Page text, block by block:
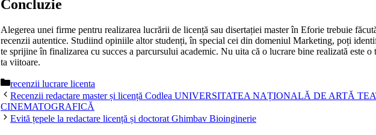
Concluzie
Alegerea unei firme pentru realizarea lucrării de licență sau disertației master în Eforie trebuie
recenzii autentice. Studiind opiniile altor studenți, în special cei din domeniul Marketing, poți
te sprijine în finalizarea cu succes a parcursului academic. Nu uita că o lucrare bine realizată este o
ta viitoare.
Categorii
recenzii lucrare licenta
Recenzii redactare master și licență Codlea UNIVERSITATEA NAȚIONALĂ DE ARTĂ
CINEMATOGRAFICĂ
Evită țepele la redactare licență și doctorat Ghimbav Bioinginerie